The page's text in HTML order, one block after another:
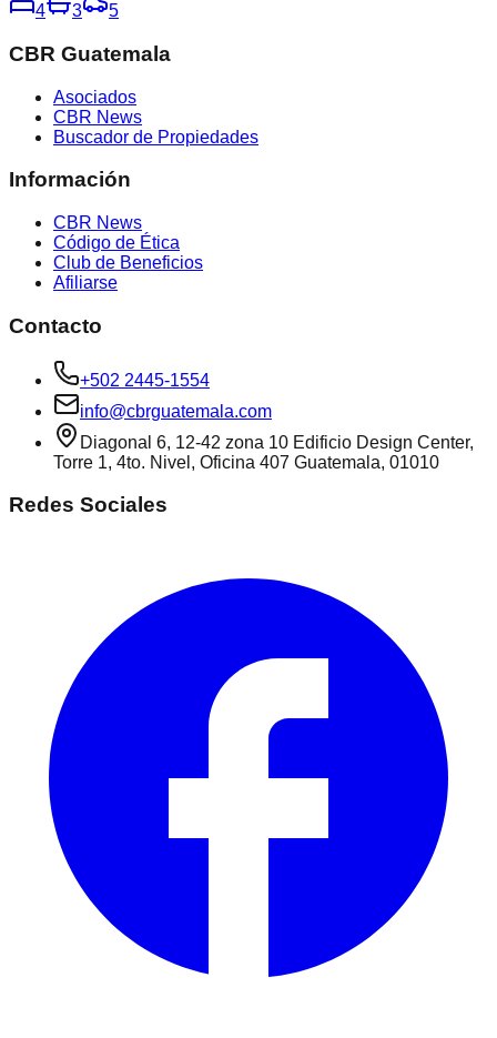
4
3 5
CBR Guatemala
Asociados
CBR News
Buscador de Propiedades
Información
CBR News
Código de Ética
Club de Beneficios
Afiliarse
Contacto
+502 2445-1554
info@cbrguatemala.com
Diagonal 6, 12-42 zona 10 Edificio Design Center,
Torre 1, 4to. Nivel, Oficina 407 Guatemala, 01010
Redes Sociales